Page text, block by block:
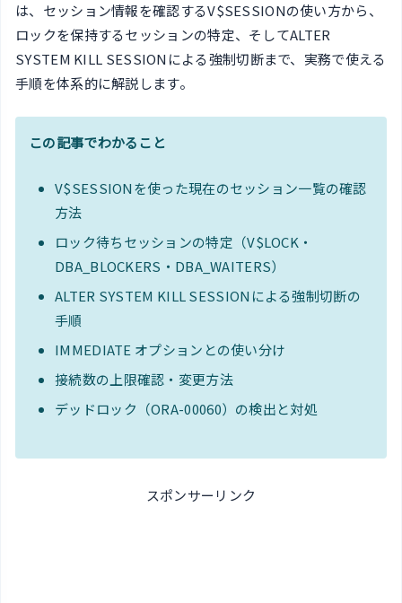
は、セッション情報を確認するV$SESSIONの使い方から、
ロックを保持するセッションの特定、そしてALTER
SYSTEM KILL SESSIONによる強制切断まで、実務で使える
手順を体系的に解説します。
この記事でわかること
V$SESSIONを使った現在のセッション一覧の確認
方法
ロック待ちセッションの特定（V$LOCK・
DBA_BLOCKERS・DBA_WAITERS）
ALTER SYSTEM KILL SESSIONによる強制切断の
手順
IMMEDIATE オプションとの使い分け
接続数の上限確認・変更方法
デッドロック（ORA-00060）の検出と対処
スポンサーリンク